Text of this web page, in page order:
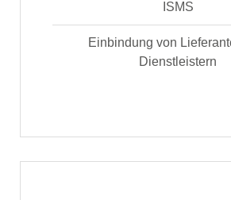
ISMS
Einbindung von
Dienstleistern